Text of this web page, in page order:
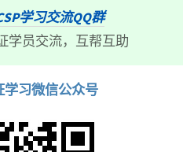
学习交流QQ群
学员交流，互帮互助
学习微信公众号